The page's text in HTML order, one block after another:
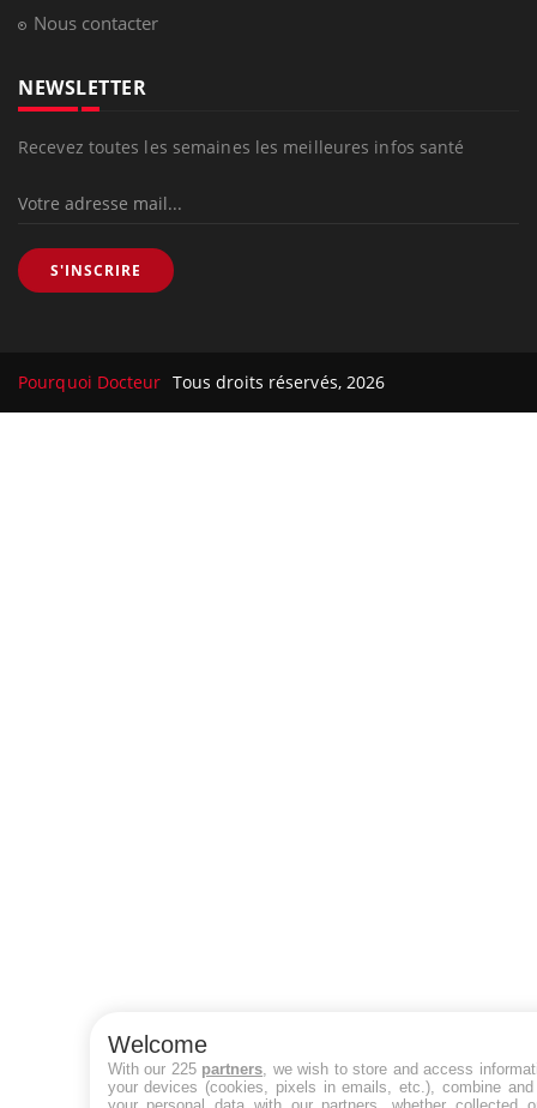
Nous contacter
NEWSLETTER
Recevez toutes les semaines les meilleures infos santé
S'INSCRIRE
Pourquoi Docteur Tous droits réservés, 2026
Welcome
With our 225 partners , we wish to store and access
your devices (cookies, pixels in emails, etc.), combine and
your personal data with our partners, whether collected